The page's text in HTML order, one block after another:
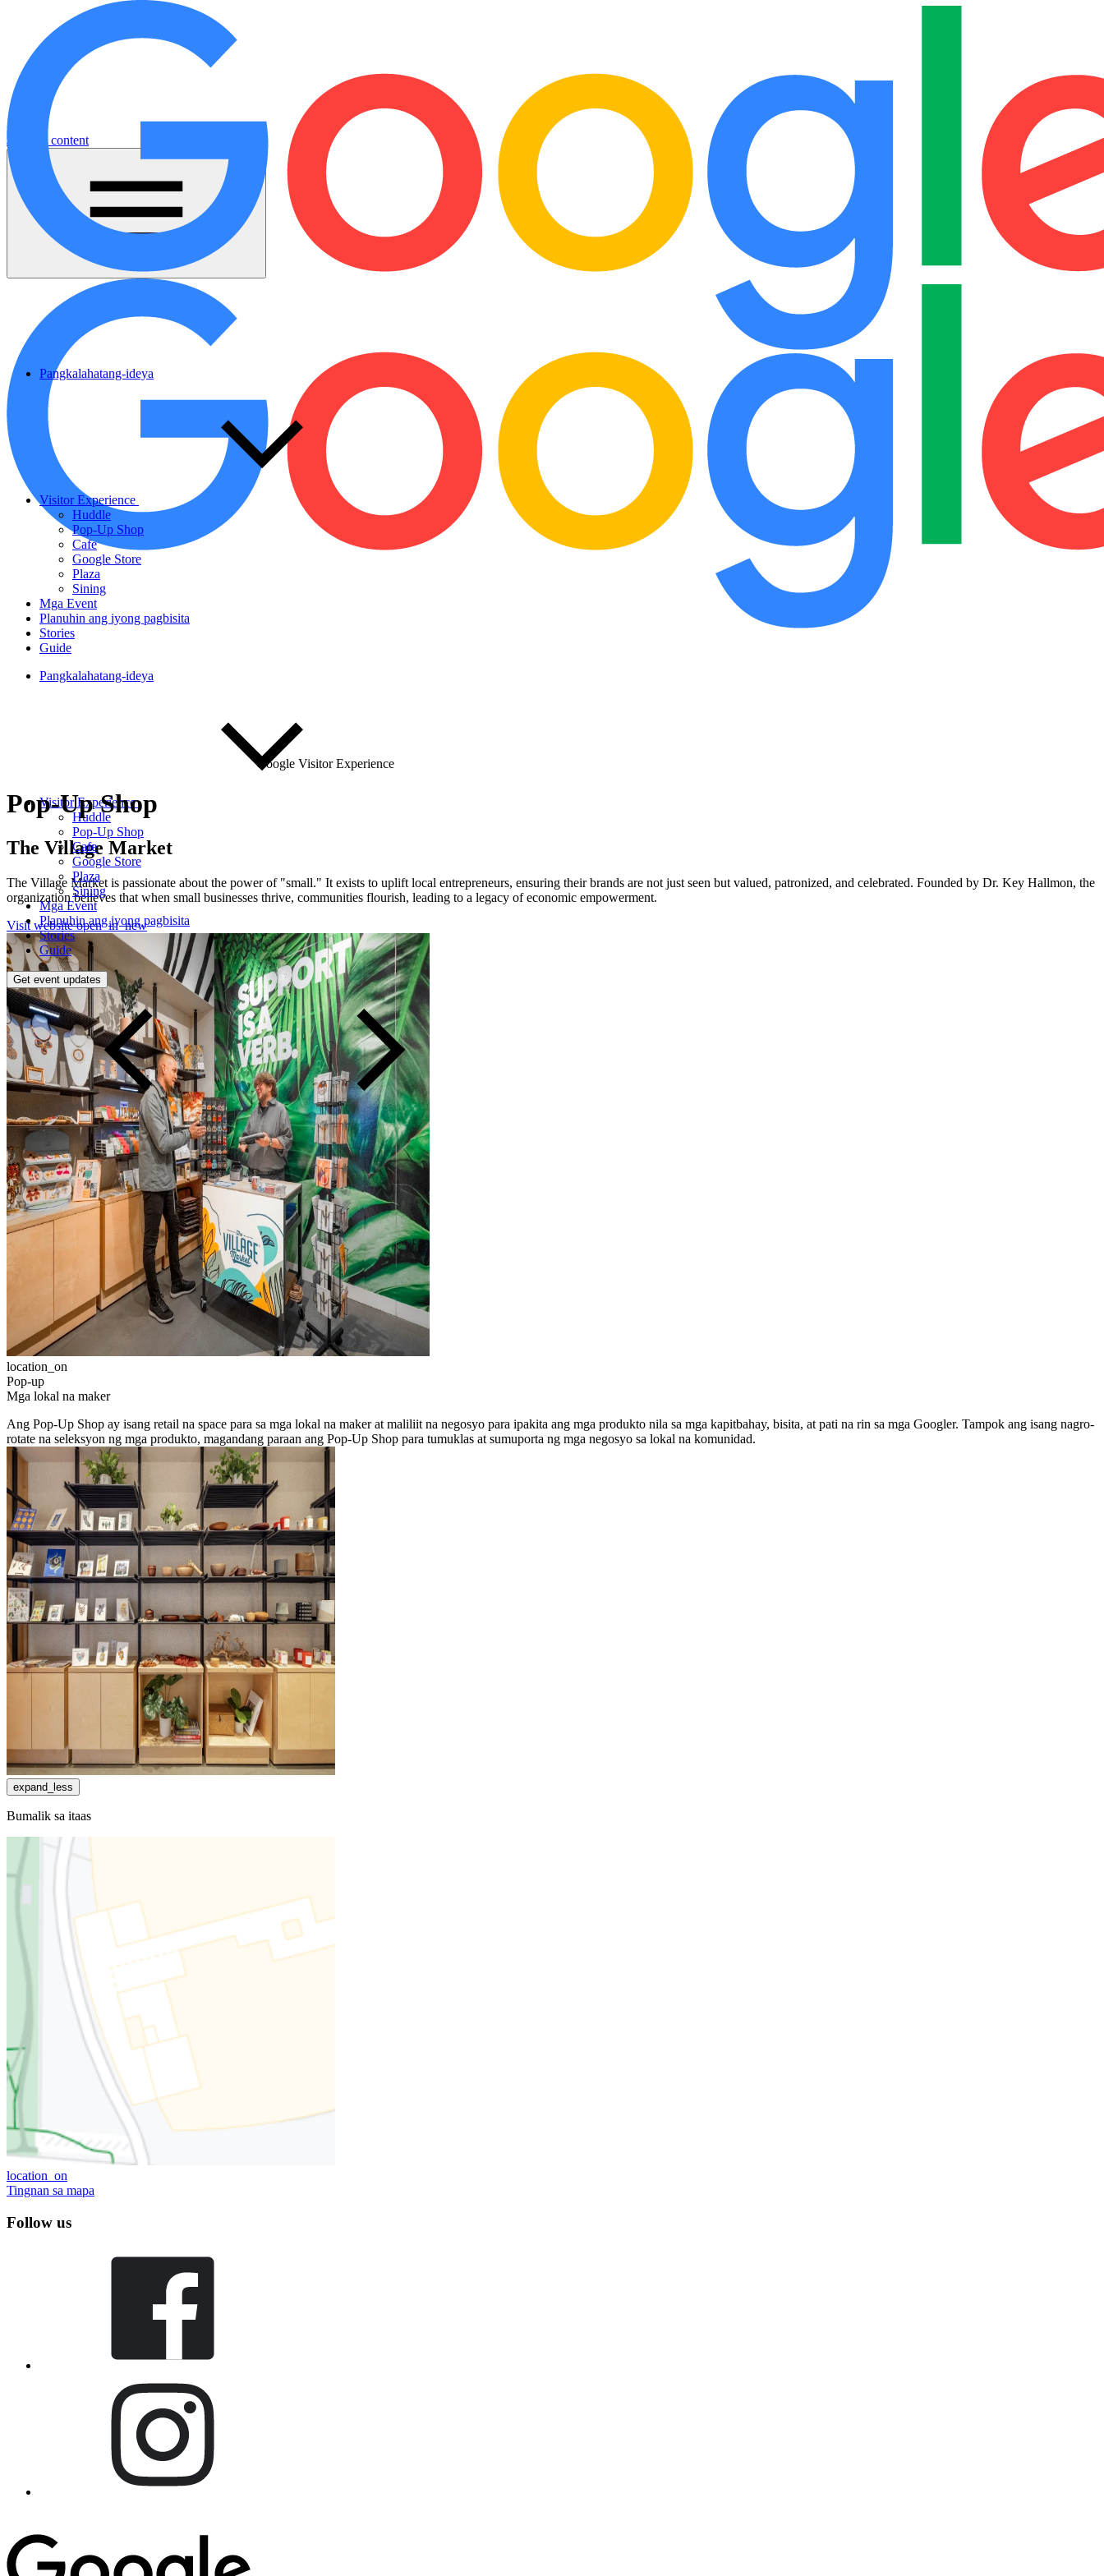
Jump to content
Pangkalahatang-ideya
Visitor Experience
Huddle
Pop-Up Shop
Cafe
Google Store
Plaza
Sining
Mga Event
Planuhin ang iyong pagbisita
Stories
Guide
Pangkalahatang-ideya
Visitor Experience
Huddle
Pop-Up Shop
Cafe
Google Store
Plaza
Sining
Mga Event
Planuhin ang iyong pagbisita
Stories
Guide
Get event updates
Google Visitor Experience
Pop-Up Shop
The Village Market
The Village Market is passionate about the power of "small." It exists to uplift local entrepreneurs, ensuring their brands are not just seen but valued, patronized, and celebrated. Founded by Dr. Key Hallmon, the
organization believes that when small businesses thrive, communities flourish, leading to a legacy of economic empowerment.
Visit websiteopen_in_new
location_on
Pop-up
Mga lokal na maker
Ang Pop-Up Shop ay isang retail na space para sa mga lokal na maker at maliliit na negosyo para ipakita ang mga produkto nila sa mga kapitbahay, bisita, at pati na rin sa mga Googler. Tampok ang isang nagro-
rotate na seleksyon ng mga produkto, magandang paraan ang Pop-Up Shop para tumuklas at sumuporta ng mga negosyo sa lokal na komunidad.
expand_less
Bumalik sa itaas
location_on
Tingnan sa mapa
Follow us